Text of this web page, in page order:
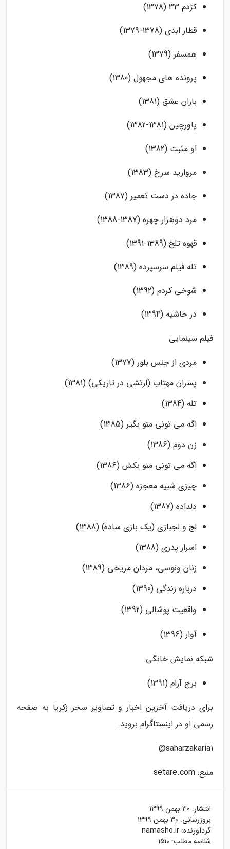
کژدم 33 (1378)
قطار ابدی (1378-1379)
همسفر (1379)
پرونده های مجهول (1380)
باران عشق (1381)
پاورچین (1381-1382)
او مثبت (1382)
مروارید سرخ (1383)
جاده در دست تعمیر (1387)
مرد دوهزار چهره (1387-1388)
قهوه تلخ (1389-1391)
تله فیلم سرسپرده (1389)
شوخی کردم (1392)
در حاشیه (1394)
فیلم سینمایی
مردی از جنس بلور (1377)
پسران مهتاب (ارتشی در تاریکی) (1381)
تله (1384)
اگه می تونی منو بگیر (1385)
زن دوم (1386)
اگه می تونی منو بکش (1386)
چیزی شبیه معجزه (1386)
دلداده (1387)
لج و لجبازی (یک بازی ساده) (1388)
اسرار پدری (1388)
زنان ونوسی، مردان مریخی (1389)
درباره زندگی (1390)
واقعیت پوشالی (1392)
آوار (1396)
شبکه نمایش خانگی
برج آرام (1391)
برای دریافت آخرین اخبار و تصاویر سحر زکریا به صفحه
رسمی او در اینستاگرام بروید.
saharzakaria1@
منبع: setare.com
انتشار: 30 بهمن 1399
بروزرسانی: 30 بهمن 1399
گردآورنده: namasho.ir
شناسه مطلب: 1510